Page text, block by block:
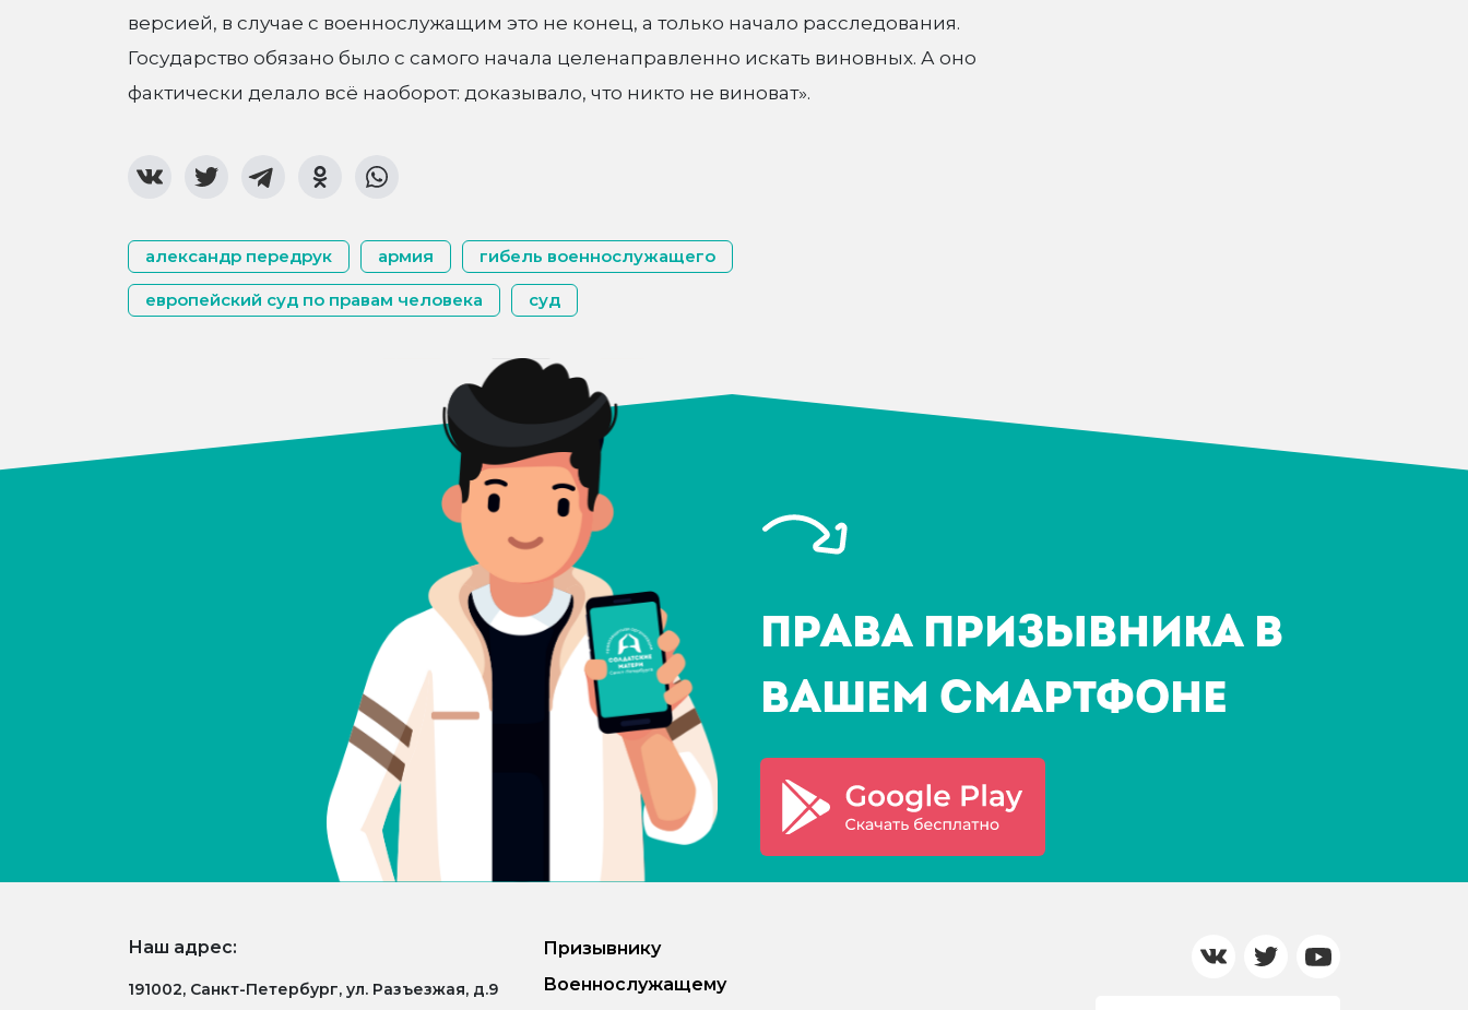
версией, в случае с военнослужащим это не конец, а только начало расследования.
Государство обязано было с самого начала целенаправленно искать виновных. А оно
фактически делало всё наоборот: доказывало, что никто не виноват».
александр передрук армия гибель военнослужащего
европейский суд по правам человека суд
Права призывника в
Вашем смартфоне
Наш адрес:
191002, Санкт-Петербург, ул. Разъезжая, д.9
Призывнику
Военнослужащему